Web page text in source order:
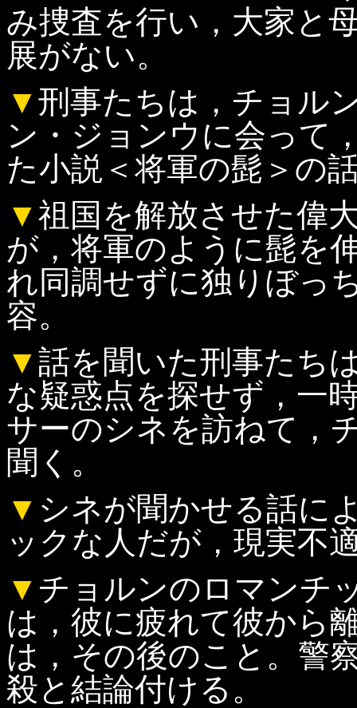
み捜査を行い，大家と
展がない。
▼刑事たちは，チョル
ン・ジョンウに会って
た小説＜将軍の髭＞の
▼祖国を解放させた偉
が，将軍のように髭を
れ同調せずに独りぼっ
容。
▼話を聞いた刑事たち
な疑惑点を探せず，一
サーのシネを訪ねて，
聞く。
▼ シネが聞かせる話に
ックな人だが，現実不
▼ チョルンのロマンチ
は，彼に疲れて彼から
は，その後のこと。警
殺と結論付ける。